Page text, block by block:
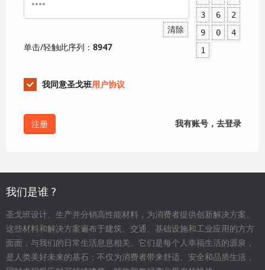
清除
3
6
2
9
0
4
1
单击/轻触此序列： 8947
我同意圣戈班用户协议
我有账号，去登录
我们是谁 ?
圣戈班设计、生产并分销高性能材料，为消费者提供创新解决方案。
这些材料和解决方案遍布于建筑、交通、基础设施和工业应用的方方
面面，与我们的日常生活息息相关。它们是每个人幸福生活的源泉，
是人类美好未来的基石；不仅为消费者带来舒适、安全和品质生活，